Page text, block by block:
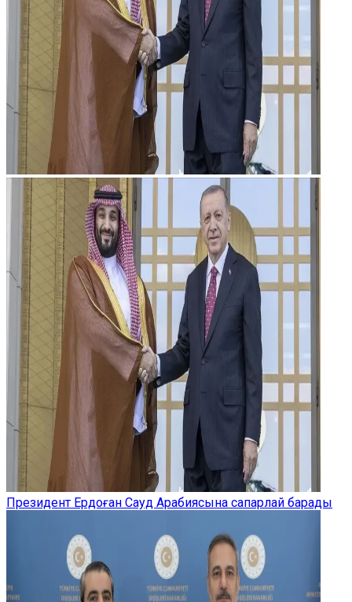
Президент Ердоған Сауд Арабиясына сапарлай барады